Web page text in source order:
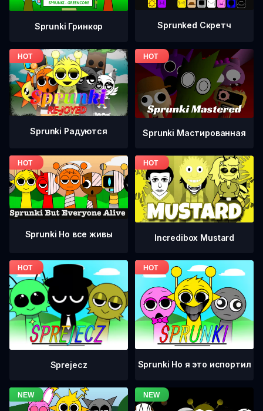
Sprunki Гринкор Sprunked Скретч
Sprunki Радуются Sprunki Мастированная
Sprunki Но все живы Incredibox Mustard
Sprejecz Sprunki Но я это испортил